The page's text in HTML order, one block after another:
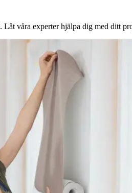
Låt våra experter hjälpa dig med ditt